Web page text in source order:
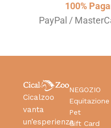
100%
PayPal /
Cicalzoo
vanta
un’esperienza
NEGOZIO
Equitazione
Pet
Gift Card